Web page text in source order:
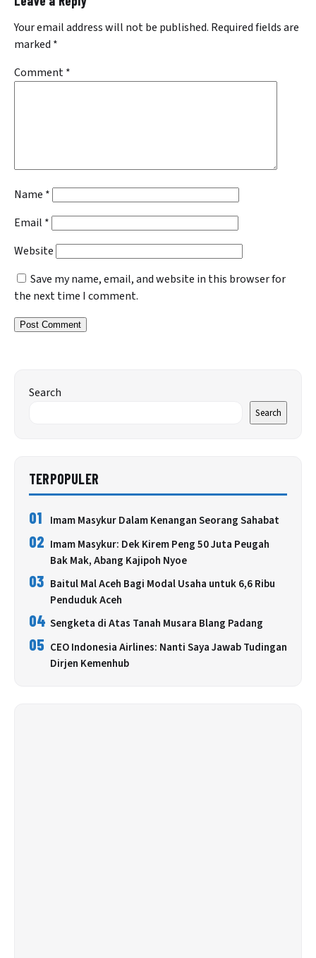
Your email address will not be published. Required fields are
marked *
Comment*
Name *
Email *
Website
Save my name, email, and website in this browser for
the next time I comment.
Search
Search
TERPOPULER
01 Imam Masykur Dalam Kenangan Seorang Sahabat
02 Imam Masykur: Dek Kirem Peng 50 Juta Peugah
Bak Mak, Abang Kajipoh Nyoe
03 Baitul Mal Aceh Bagi Modal Usaha untuk 6,6 Ribu
Penduduk Aceh
04 Sengketa di Atas Tanah Musara Blang Padang
05 CEO Indonesia Airlines: Nanti Saya Jawab Tudingan
Dirjen Kemenhub